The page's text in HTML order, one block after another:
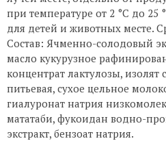
при температуре от 2 °C до 25
для детей и животных месте.
Состав: Ячменно-солодовый
масло кукурузное
концентрат лактулозы, изолят
питьевая, сухое цельное
гиалуронат натрия
мататаби, фукоидан водно-
экстракт, бензоат натрия.